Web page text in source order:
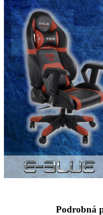
Podrobná